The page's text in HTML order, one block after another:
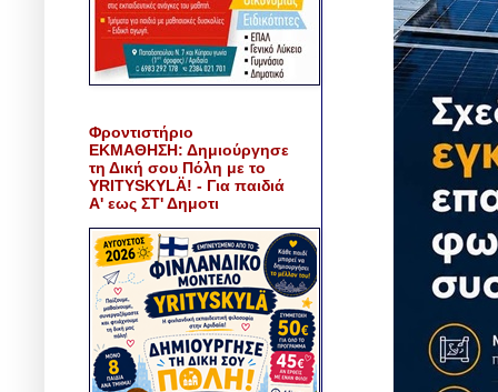
Φροντιστήριο
ΕΚΜΑΘΗΣΗ: Δημιούργησε
τη Δική σου Πόλη με το
YRITYSKYLÄ! - Για παιδιά
Α' εως ΣΤ' Δημοτι